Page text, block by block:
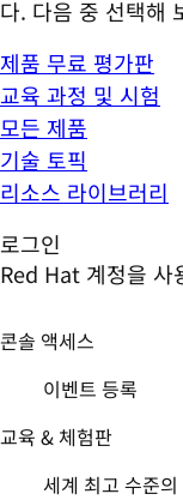
다. 다음 중 선택해
제품 무료 평가판
교육 과정 및 시험
모든 제품
기술 토픽
리소스 라이브러리
로그인
Red Hat 계정을 사
콘솔 액세스
이벤트 등록
교육 & 체험판
세계 최고 수준의